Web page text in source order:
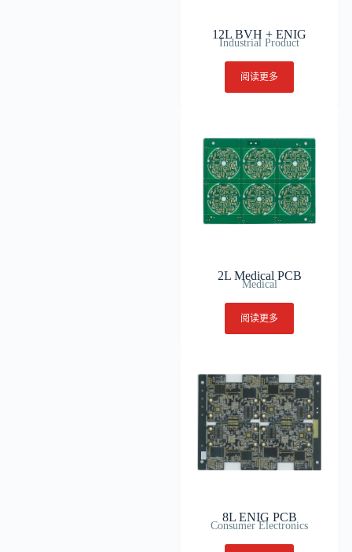
12L BVH + ENIG
Industrial Product
阅读更多
2L Medical PCB
Medical
阅读更多
8L ENIG PCB
Consumer Electronics